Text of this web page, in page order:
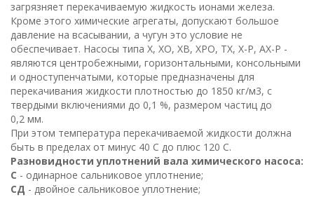
загрязняет перекачиваемую жидкость ионами железа.
Кроме этого химические агрегаты, допускают большое
давление на всасывании, а чугун это условие не
обеспечивает. Насосы типа Х, ХО, ХВ, ХРО, ТХ, Х-Р, АХ-Р -
являются центробежными, горизонтальными, консольными
и одноступенчатыми, которые предназначены для
перекачивания жидкости плотностью до 1850 кг/м3, с
твердыми включениями до 0,1 %, размером частиц до
0,2 мм.
При этом температура перекачиваемой жидкости должна
быть в пределах от минус 40 С до плюс 120 С.
Разновидности уплотнений вала химического насоса:
С - одинарное сальниковое уплотнение;
СД - двойное сальниковое уплотнение;